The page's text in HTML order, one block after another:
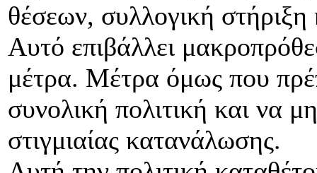
θέσεων, συλλογική
Αυτό επιβάλλει
μέτρα. Μέτρα όμως που
συνολική πολιτική και να
στιγμιαίας κατανάλωσης.